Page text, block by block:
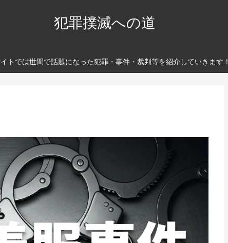
犯罪撲滅への道
トでは世間で話題になった犯罪・事件・裁判等を紹介していきます！